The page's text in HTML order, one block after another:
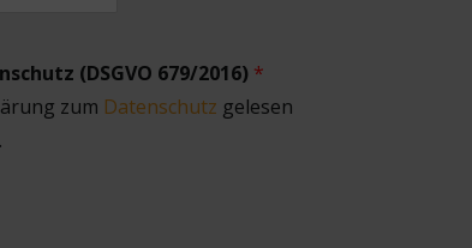
(DSGVO 679/2016) *
zum Datenschutz gelesen